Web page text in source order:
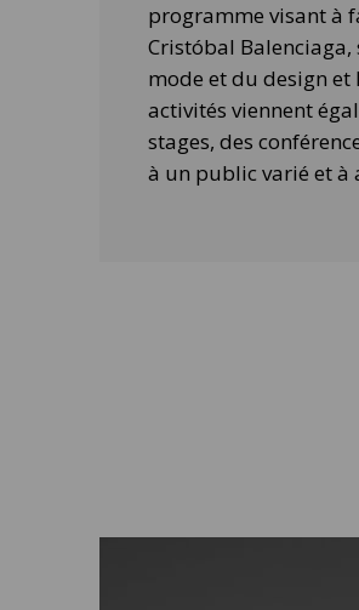
programme visant à
Cristóbal Balenciaga,
mode et du design et
activités viennent
stages, des
à un public varié et à